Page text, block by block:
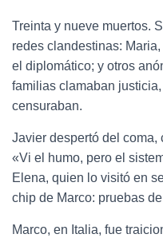
Treinta y nueve muertos.
redes clandestinas:
el diplomático; y otros
familias clamaban
censuraban.
Javier despertó del coma,
«Vi el humo, pero el
Elena, quien lo visitó en
chip de Marco: pruebas
Marco, en Italia, fue